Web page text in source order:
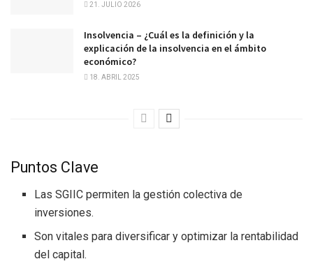
21. JULIO 2026
Insolvencia – ¿Cuál es la definición y la
explicación de la insolvencia en el ámbito
económico?
18. ABRIL 2025
Puntos Clave
Las SGIIC permiten la gestión colectiva de
inversiones.
Son vitales para diversificar y optimizar la rentabilidad
del capital.